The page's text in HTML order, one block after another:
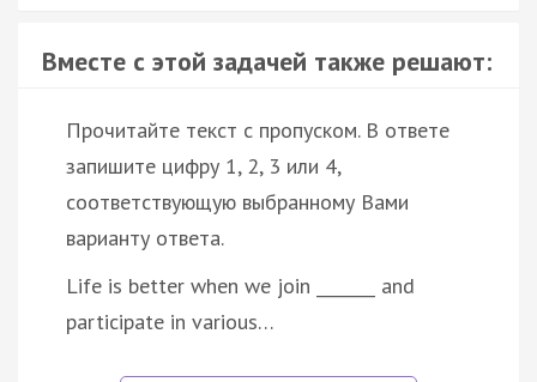
Вместе с этой задачей также решают:
Прочитайте текст с пропуском. В ответе
запишите цифру 1, 2, 3 или 4,
соответствующую выбранному Вами
варианту ответа.
Life is better when we join _______ and
participate in various…